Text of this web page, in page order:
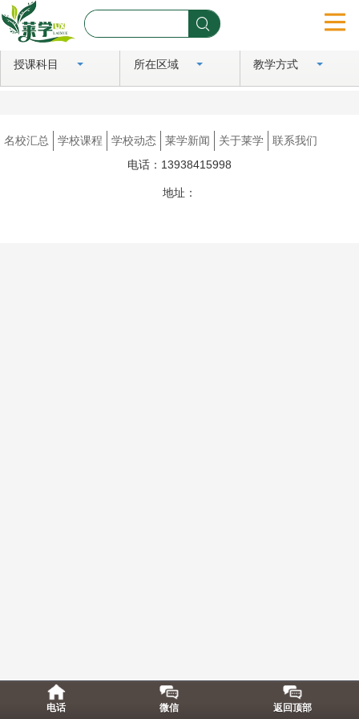
首页
学校课程
授课科目 所在区域 教学方式
名校汇总 学校课程 学校动态 莱学新闻 关于莱学
联系我们
电话：13938415998
地址：
电话 微信 返回顶部